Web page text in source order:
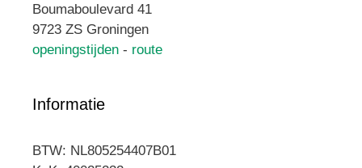
Boumaboulevard 41
9723 ZS Groningen
openingstijden - route
Informatie
BTW: NL805254407B01